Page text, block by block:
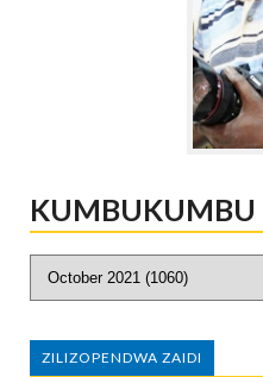
KUMBUKUMBU
ZILIZOPENDWA ZAIDI